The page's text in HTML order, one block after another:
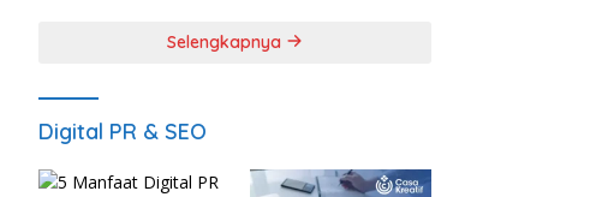
Selengkapnya
Digital PR & SEO